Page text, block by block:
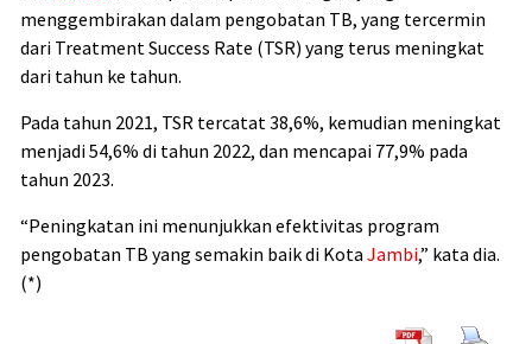
menggembirakan dalam pengobatan TB, yang tercermin
dari Treatment Success Rate (TSR) yang terus meningkat
dari tahun ke tahun.
Pada tahun 2021, TSR tercatat 38,6%, kemudian meningkat
menjadi 54,6% di tahun 2022, dan mencapai 77,9% pada
tahun 2023.
“Peningkatan ini menunjukkan efektivitas program
pengobatan TB yang semakin baik di Kota Jambi,” kata dia.
(*)